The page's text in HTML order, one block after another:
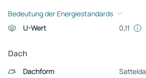
Bedeutung der Energiestandards
U-Wert
0,11
Dach
Dachform